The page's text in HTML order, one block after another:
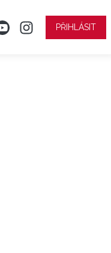
PŘIHLÁSIT